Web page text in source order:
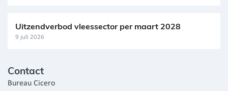
Uitzendverbod vleessector per maart 2028
9 juli 2026
Contact
Bureau Cicero